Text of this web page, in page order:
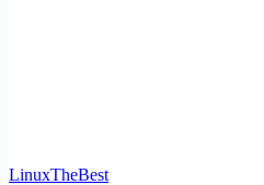
LinuxTheBest